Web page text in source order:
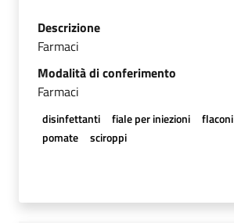
Descrizione
Farmaci
Modalità di conferimento
Farmaci
disinfettanti fiale per iniezioni flaconi
pomate
sciroppi